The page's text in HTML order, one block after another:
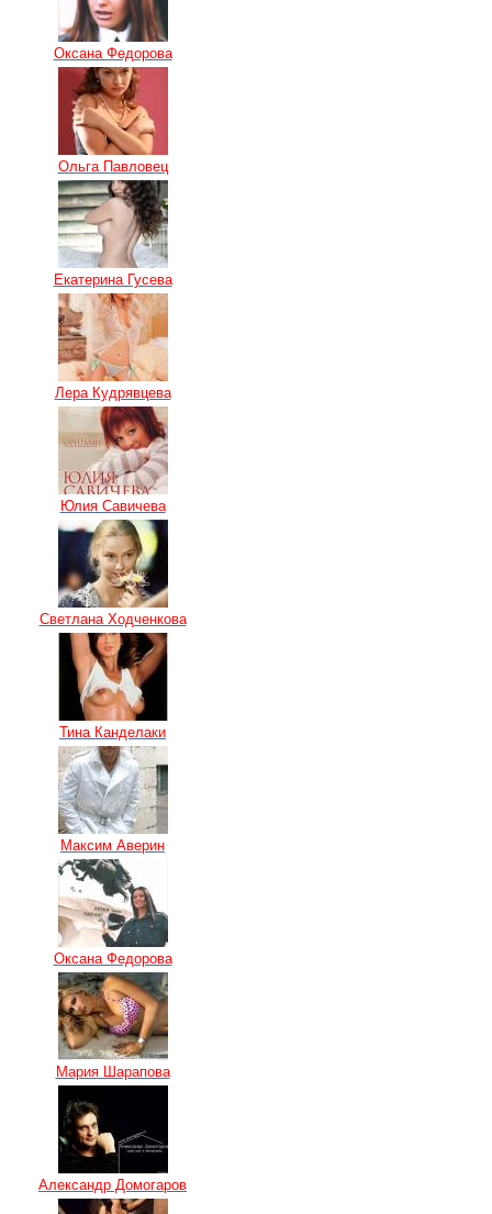
Оксана Федорова
Ольга Павловец
Екатерина Гусева
Лера Кудрявцева
Юлия Савичева
Светлана Ходченкова
Тина Канделаки
Максим Аверин
Оксана Федорова
Мария Шарапова
Александр Домогаров